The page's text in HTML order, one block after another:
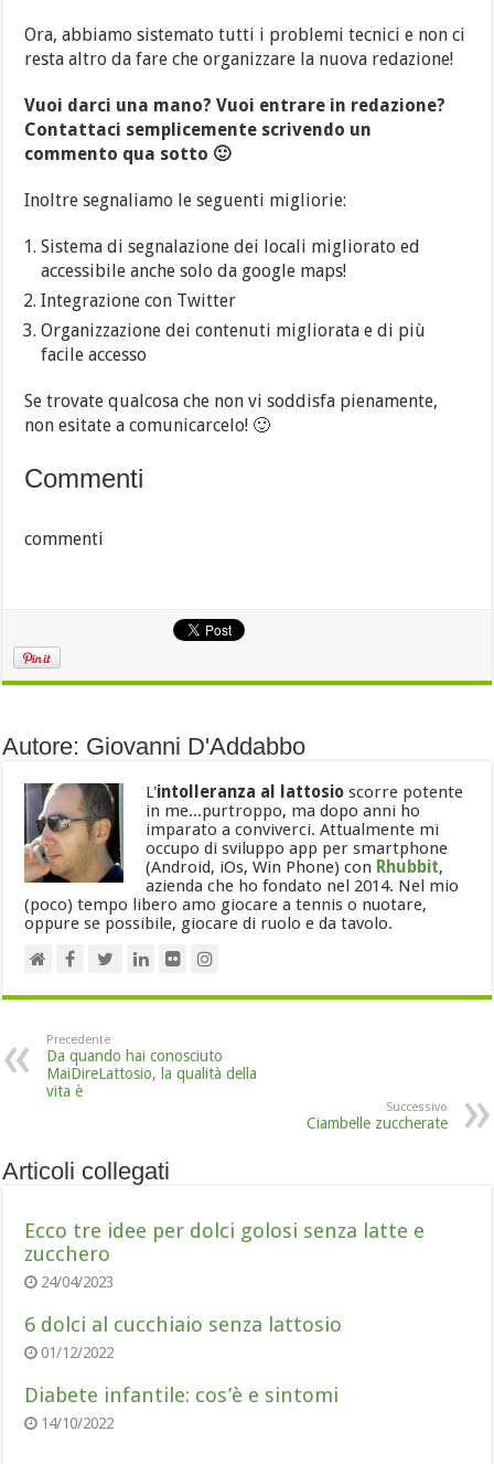
Ora, abbiamo sistemato tutti i problemi tecnici e non ci
resta altro da fare che organizzare la nuova redazione!
Vuoi darci una mano? Vuoi entrare in redazione?
Contattaci semplicemente scrivendo un
commento qua sotto 🙂
Inoltre segnaliamo le seguenti migliorie:
Sistema di segnalazione dei locali migliorato ed
accessibile anche solo da google maps!
Integrazione con Twitter
Organizzazione dei contenuti migliorata e di più
facile accesso
Se trovate qualcosa che non vi soddisfa pienamente,
non esitate a comunicarcelo! 🙂
Commenti
commenti
Autore: Giovanni D'Addabbo
L'intolleranza al lattosio scorre potente
in me...purtroppo, ma dopo anni ho
imparato a conviverci. Attualmente mi
occupo di sviluppo app per smartphone
(Android, iOs, Win Phone) con Rhubbit,
azienda che ho fondato nel 2014. Nel mio
(poco) tempo libero amo giocare a tennis o nuotare,
oppure se possibile, giocare di ruolo e da tavolo.
Precedente
Da quando hai conosciuto
MaiDireLattosio, la qualità della
vita è
Successivo
Ciambelle zuccherate
Articoli collegati
Ecco tre idee per dolci golosi senza latte e
zucchero
24/04/2023
6 dolci al cucchiaio senza lattosio
01/12/2022
Diabete infantile: cos’è e sintomi
14/10/2022